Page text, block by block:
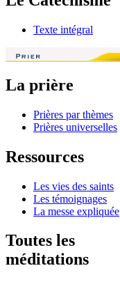
Texte intégral
La prière
Prières par thèmes
Prières universelles
Ressources
Les vies des saints
Les témoignages
La messe expliquée
Toutes les
méditations